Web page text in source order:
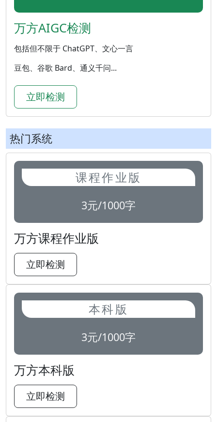
万方AIGC检测
包括但不限于 ChatGPT、文心一言
豆包、谷歌 Bard、通义千问...
立即检测
热门系统
课程作业版
3元/1000字
万方课程作业版
立即检测
本科版
3元/1000字
万方本科版
立即检测